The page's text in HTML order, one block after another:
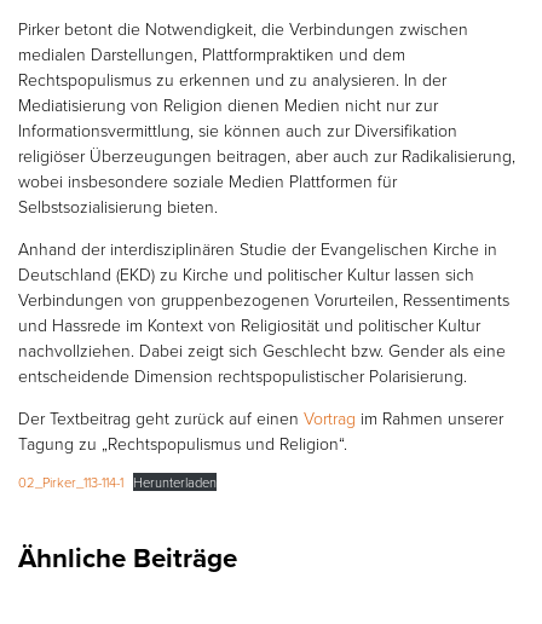
Pirker betont die Notwendigkeit, die Verbindungen zwischen
medialen Darstellungen, Plattformpraktiken und dem
Rechtspopulismus zu erkennen und zu analysieren. In der
Mediatisierung von Religion dienen Medien nicht nur zur
Informationsvermittlung, sie können auch zur Diversifikation
religiöser Überzeugungen beitragen, aber auch zur Radikalisierung,
wobei insbesondere soziale Medien Plattformen für
Selbstsozialisierung bieten.
Anhand der interdisziplinären Studie der Evangelischen Kirche in
Deutschland (EKD) zu Kirche und politischer Kultur lassen sich
Verbindungen von gruppenbezogenen Vorurteilen, Ressentiments
und Hassrede im Kontext von Religiosität und politischer Kultur
nachvollziehen. Dabei zeigt sich Geschlecht bzw. Gender als eine
entscheidende Dimension rechtspopulistischer Polarisierung.
Der Textbeitrag geht zurück auf einen Vortrag im Rahmen unserer
Tagung zu „Rechtspopulismus und Religion“.
02_Pirker_113-114-1 Herunterladen
Ähnliche Beiträge